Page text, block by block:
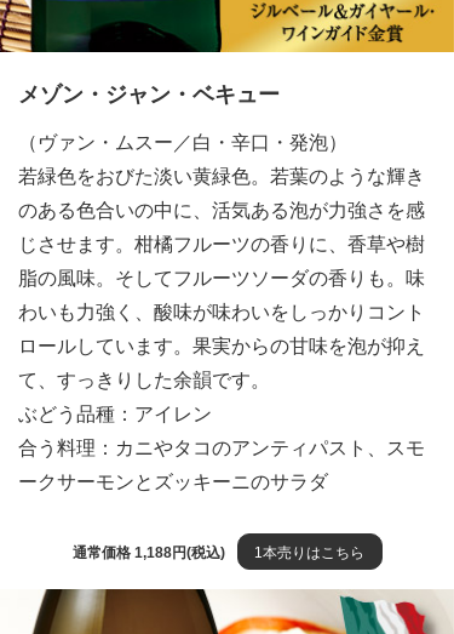
メゾン・ジャン・ベキュー
（ヴァン・ムスー／白・辛口・発泡）
若緑色をおびた淡い黄緑色。若葉のような輝き
のある色合いの中に、活気ある泡が力強さを感
じさせます。柑橘フルーツの香りに、香草や樹
脂の風味。そしてフルーツソーダの香りも。味
わいも力強く、酸味が味わいをしっかりコント
ロールしています。果実からの甘味を泡が抑え
て、すっきりした余韻です。
ぶどう品種：アイレン
合う料理：カニやタコのアンティパスト、スモ
ークサーモンとズッキーニのサラダ
通常価格 1,188円(税込) 1本売りはこちら